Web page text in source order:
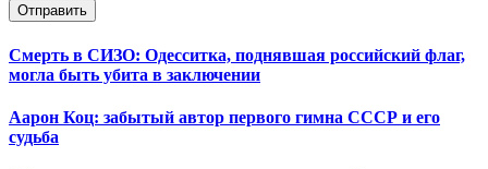
Отправить
Смерть в СИЗО: Одесситка, поднявшая российский флаг,
могла быть убита в заключении
Аарон Коц: забытый автор первого гимна СССР и его
судьба